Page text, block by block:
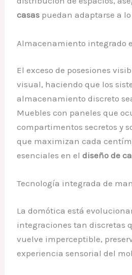
casas puedan adaptarse a
Almacenamiento integrado
El exceso de posesiones
visual, haciendo que los
almacenamiento discreto
Muebles con paneles que
compartimentos secretos y
que maximizan cada
esenciales en eldiseño de
Tecnología integrada de
La domótica está
integraciones tan discretas
vuelve imperceptible,
experiencia sensorial del